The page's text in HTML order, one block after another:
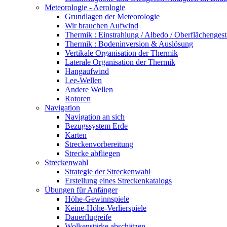
Meteorologie - Aerologie
Grundlagen der Meteorologie
Wir brauchen Aufwind
Thermik : Einstrahlung / Albedo /
Thermik : Bodeninversion & Auslösung
Vertikale Organisation der Thermik
Laterale Organisation der Thermik
Hangaufwind
Lee-Wellen
Andere Wellen
Rotoren
Navigation
Navigation an sich
Bezugssystem Erde
Karten
Streckenvorbereitung
Strecke abfliegen
Streckenwahl
Strategie der Streckenwahl
Erstellung eines Streckenkatalogs
Übungen für Anfänger
Höhe-Gewinnspiele
Keine-Höhe-Verlierspiele
Dauerflugreife